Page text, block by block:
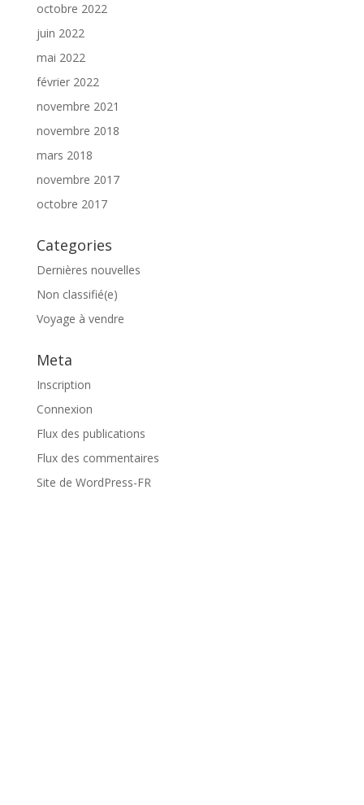
octobre 2022
juin 2022
mai 2022
février 2022
novembre 2021
novembre 2018
mars 2018
novembre 2017
octobre 2017
Categories
Dernières nouvelles
Non classifié(e)
Voyage à vendre
Meta
Inscription
Connexion
Flux des publications
Flux des commentaires
Site de WordPress-FR